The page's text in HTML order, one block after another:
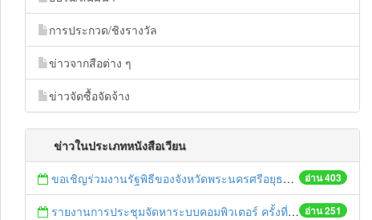
การประกวด/ชิงรางวัล
ข่าวจากสือต่าง ๆ
ข่าวจัดซื้อจัดจ้าง
ข่าวในประเภทหนังสือเวียน
อ่าน 403
ขอเชิญร่วมงานรัฐพิธีของจังหวัดพระนครศรีอยุธยา
อ่าน 251
รายงานการประชุมจัดหาระบบคอมพิวเตอร์ ครั้งที่ 1 / 2559